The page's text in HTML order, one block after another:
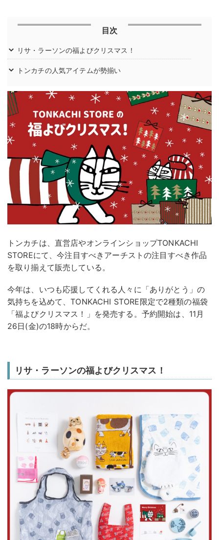
目次
リサ・ラーソンの福よびクリスマス！
トンカチの人気アイテムが勢揃い
トンカチは、直営店やオンラインショップTONKACHI
STOREにて、今注目すべきアーチストの注目すべき作品
を取り揃えて販売している。
今年は、いつも応援してくれる人々に「ありがとう」の
気持ちを込めて、TONKACHI STORE限定で2種類の福袋
「福よびクリスマス！」を発売する。予約開始は、11月
26日(金)の18時からだ。
リサ・ラーソンの福よびクリスマス！